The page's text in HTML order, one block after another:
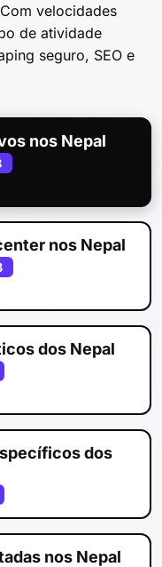
velocidades
de atividade
seguro, SEO e
nos Nepal
nos Nepal
dos Nepal
dos
nos Nepal